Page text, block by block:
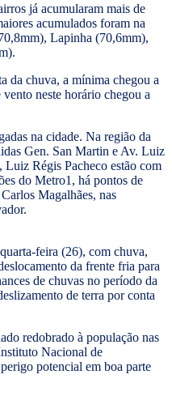
já acumularam mais de
acumulados foram na
Lapinha (70,6mm),
da chuva, a mínima chegou a
neste horário chegou a
na cidade. Na região da
Gen. San Martin e Av. Luiz
Régis Pacheco estão com
do Metro1, há pontos de
Magalhães, nas
feira (26), com chuva,
da frente fria para
de chuvas no período da
de terra por conta
redobrado à população nas
Nacional de
potencial em boa parte